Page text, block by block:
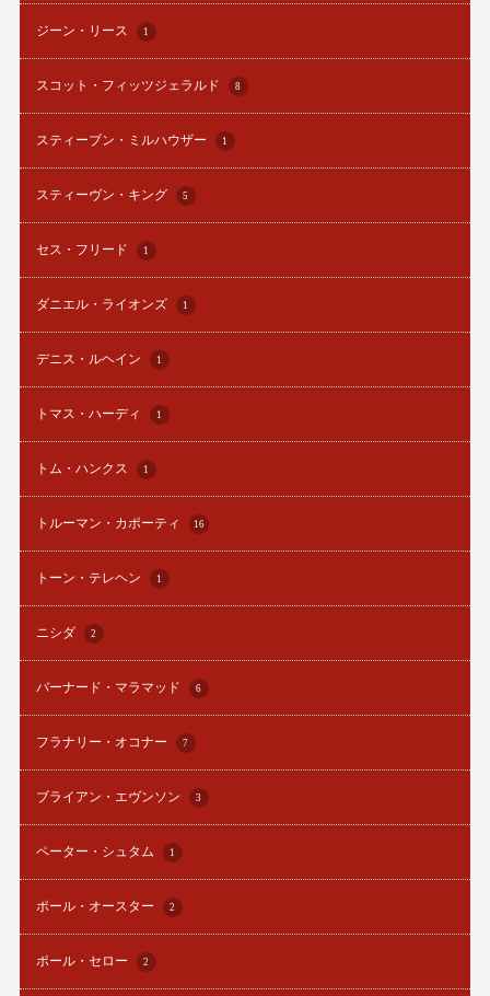
ジーン・リース 1
スコット・フィッツジェラルド 8
スティーブン・ミルハウザー 1
スティーヴン・キング 5
セス・フリード 1
ダニエル・ライオンズ 1
デニス・ルヘイン 1
トマス・ハーディ 1
トム・ハンクス 1
トルーマン・カポーティ 16
トーン・テレヘン 1
ニシダ 2
バーナード・マラマッド 6
フラナリー・オコナー 7
ブライアン・エヴンソン 3
ペーター・シュタム 1
ポール・オースター 2
ポール・セロー 2